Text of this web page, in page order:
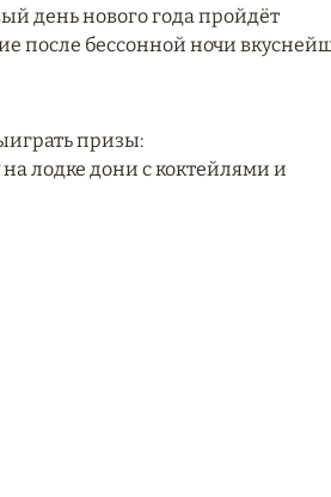
день нового года пройдёт
после бессонной ночи
призы:
лодке дони с коктейлями и